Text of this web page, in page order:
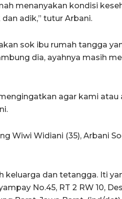
menanyakan kondisi
adik,” tutur Arbani.
sok ibu rumah tangga
dia, ayahnya masih
agar kami atau
Wiwi Widiani (35), Arbani
keluarga dan tetangga. Iti
No.45, RT 2 RW 10,